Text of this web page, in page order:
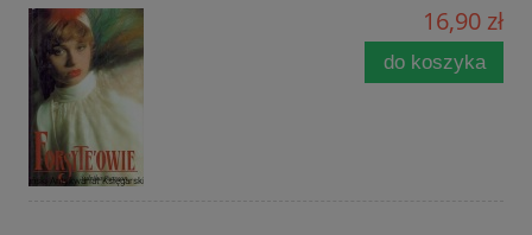
16,90 zł
do koszyka